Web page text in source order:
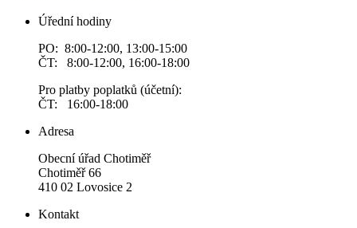
Úřední hodiny
PO: 8:00-12:00, 13:00-15:00
ČT: 8:00-12:00, 16:00-18:00
Pro platby poplatků (účetní):
ČT: 16:00-18:00
Adresa
Obecní úřad Chotiměř
Chotiměř 66
410 02 Lovosice 2
Kontakt